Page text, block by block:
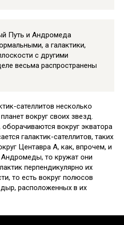
Путь и Андромеда
а галактики,
с другими
весьма распространены
сателлитов несколько
вокруг своих звезд.
вокруг экватора
галактик-сателлитов, таких
Центавра A, как, впрочем, и
то кружат они
перпендикулярно их
то есть вокруг полюсов
расположенных в их